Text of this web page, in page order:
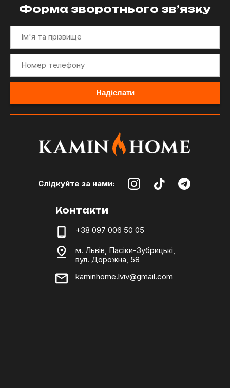
Форма зворотнього зв’язку
Слідкуйте за нами:
Контакти
+38 097 006 50 05
м. Львів, Пасіки-Зубрицькі,
вул. Дорожна, 58
kaminhome.lviv@gmail.com